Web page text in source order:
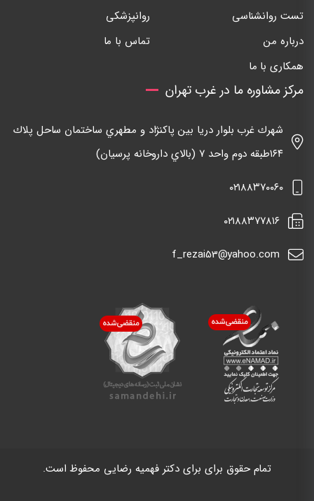
تست روانشناسی
روانپزشکی
درباره من
تماس با ما
همکاری با ما
مرکز مشاوره ما در غرب تهران
شهرك غرب بلوار دريا بين پاكنژاد و مطهري ساختمان ساحل پلاك
١٦٤طبقه دوم واحد ٧ (بالاي داروخانه پرسيان)
٠٢١٨٨٣٧٠٠٦٠
٠٢١٨٨٣٧٧٨١٦
f_rezai53@yahoo.com
تمام حقوق برای برای دکتر فهمیه رضایی محفوظ است.